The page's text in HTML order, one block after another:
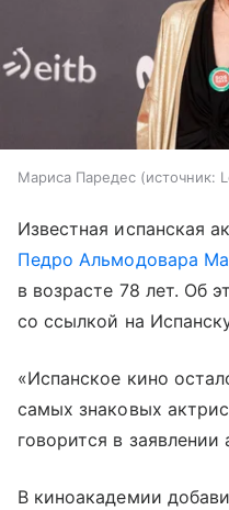
Мариса Паредес источник:
Известная испанская
Педро Альмодовара
в возрасте 78 лет. Об
со ссылкой на
«Испанское кино
самых знаковых
говорится в заявлении
В киноакадемии